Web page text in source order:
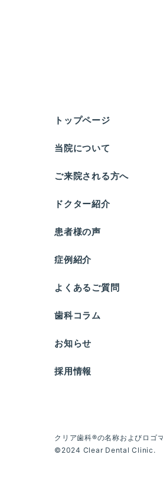
トップページ
当院について
ご来院される方へ
ドクター紹介
患者様の声
症例紹介
よくあるご質問
歯科コラム
お知らせ
採用情報
クリア歯科®の名称およびロゴ
©2024 Clear Dental Clinic.